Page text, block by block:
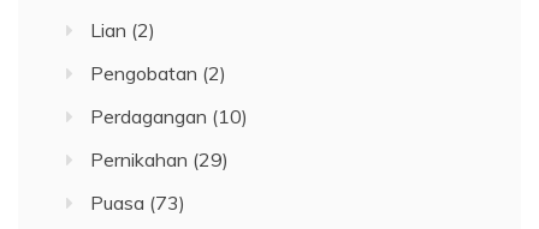
Lian (2)
Pengobatan (2)
Perdagangan (10)
Pernikahan (29)
Puasa (73)